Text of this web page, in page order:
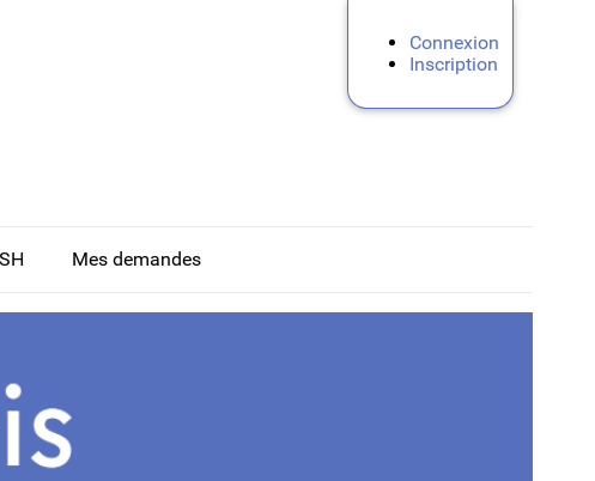
Connexion
Inscription
Mes demandes